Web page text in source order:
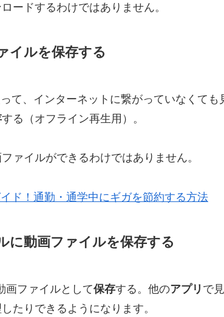
ードするわけではありません。
イルを保存する
て、インターネットに繋がっていなくても
する（オフライン再生用）。
ァイルができるわけではありません。
ド！通勤・通学中にギガを節約する方法
に動画ファイルを保存する
画ファイルとして保存する。他のアプリ で
たりできるようになります。